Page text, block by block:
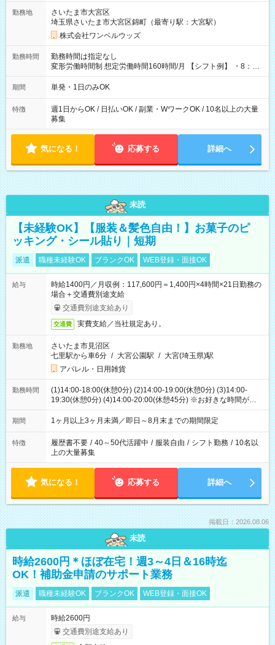
勤務地
さいたま市大宮区
埼玉県さいたま市大宮区錦町（最寄り駅：大宮駅）
株式会社ワンベルウッズ
勤務時間
勤務時間は指定なし
変形労働時間制 想定労働時間160時間/月 【シフト例】 ・8：00
～21：00
期間 単発・1日のみOK
特徴
週1日からOK / 日払いOK / 副業・WワークOK / 10名以上の大量
募集
気になる！ 応募する 詳細へ
未読
【未経験OK】【服装＆髪色自由！】お菓子のピ
ッキング・シール貼り｜短期
派遣 職種未経験OK ブランクOK WEB登録・面接OK
給与
時給1400円／月収例：117,600円＝1,400円×4時間×21日勤務の
場合＋交通費別途支給
交通費別途支給あり
交通費 実費支給／当社規定あり。
勤務地
さいたま市見沼区
七里駅から車6分 / 大宮公園駅 / 大宮(埼玉県)駅
アパレル・日用雑貨
勤務時間
(1)14:00-18:00(休憩0分) (2)14:00-19:00(休憩0分) (3)14:00-
19:30(休憩0分) (4)14:00-20:00(休憩45分) ※お好きな時間が選べ
ます
期間 1ヶ月以上3ヶ月未満／即日～8月末までの期間限定
特徴 履歴書不要 / 40～50代活躍中 / 服装自由 / シフト勤務 / 10名以
上の大量募集
気になる！ 応募する 詳細へ
掲載日：2026.08.06
未読
時給2600円＊ほぼ在宅！週3～4日＆16時迄
OK！補助金申請のサポート業務
派遣 職種未経験OK ブランクOK WEB登録・面接OK
給与
時給2600円
交通費別途支給あり